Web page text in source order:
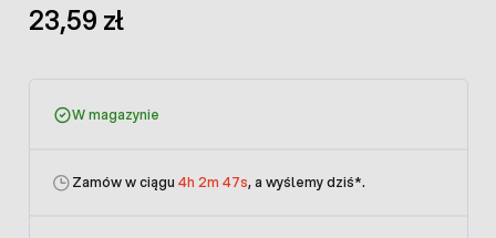
23,59 zł
W magazynie
Zamów w ciągu 4h 2m 47s, a wyślemy dziś*.